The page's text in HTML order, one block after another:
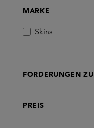
MARKE
Skins
FORDERUNGEN
PREIS